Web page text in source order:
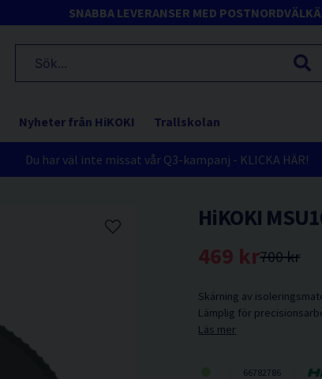
SNABBA LEVERANSER MED POSTNORD
Nyheter från HiKOKI Trallskolan
Du har väl inte missat vår Q3-kampanj - KLICKA HÄR!
HiKOKI
700 kr
469 kr
Skärning av
Lämplig för
Läs mer
66782786